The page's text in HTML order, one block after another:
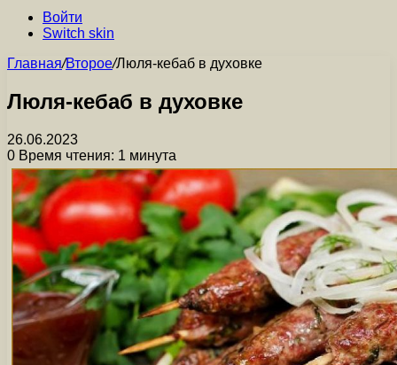
Войти
Switch skin
Главная/Второе/Люля-кебаб в духовке
Люля-кебаб в духовке
26.06.2023
0 Время чтения: 1 минута